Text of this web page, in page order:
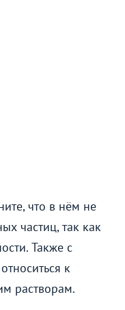
что в нём не
частиц, так как
Также с
к
растворам.